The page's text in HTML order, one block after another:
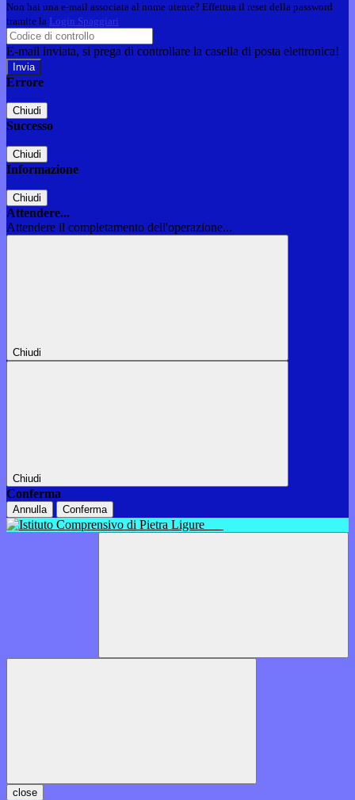
Non hai una e-mail associata al nome utente? Effettua il reset della password
tramite la Login Spaggiari
E-mail inviata, si prega di controllare la casella di posta elettronica!
Errore
Chiudi
Successo
Chiudi
Informazione
Chiudi
Attendere...
Attendere il completamento dell'operazione...
Chiudi
Chiudi
Conferma
Annulla Conferma
close